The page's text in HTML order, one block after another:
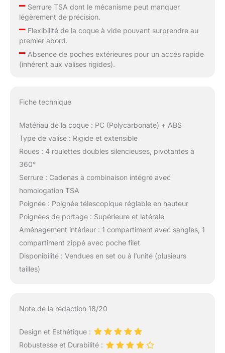
–Serrure TSA dont le mécanisme peut manquer
légèrement de précision.
–Flexibilité de la coque à vide pouvant surprendre au
premier abord.
–Absence de poches extérieures pour un accès rapide
(inhérent aux valises rigides).
Fiche technique
Matériau de la coque : PC (Polycarbonate) + ABS
Type de valise : Rigide et extensible
Roues : 4 roulettes doubles silencieuses, pivotantes à
360°
Serrure : Cadenas à combinaison intégré avec
homologation TSA
Poignée : Poignée télescopique réglable en hauteur
Poignées de portage : Supérieure et latérale
Aménagement intérieur : 1 compartiment avec sangles, 1
compartiment zippé avec poche filet
Disponibilité : Vendues en set ou à l’unité (plusieurs
tailles)
Note de la rédaction 18/20
Design et Esthétique :
Robustesse et Durabilité :